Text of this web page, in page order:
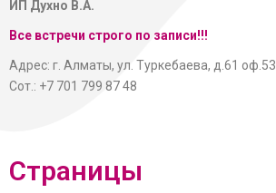
ИП Духно В.А.
Все встречи строго по записи!!!
Адрес: г. Алматы, ул. Туркебаева, д.61 оф.53
Сот.: +7 701 799 87 48
Страницы